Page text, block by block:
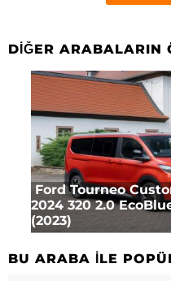
DIĞER ARABALARIN
Ford Tourneo
2024 320 2.0
(2023)
BU ARABA ILE